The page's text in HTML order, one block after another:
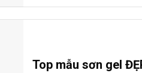
Top mẫu sơn gel